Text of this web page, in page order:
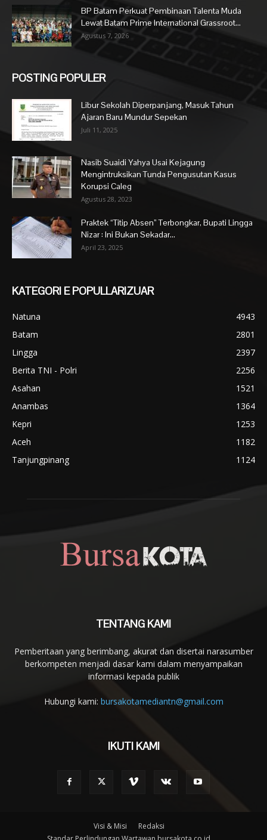
BP Batam Perkuat Pembinaan Talenta Muda
Lewat Batam Prime International Grassroot...
Agustus 7, 2026
POSTING POPULER
Libur Sekolah Diperpanjang, Masuk Tahun
Ajaran Baru Mundur Sepekan
Juli 11, 2025
Nasib Suaidi Yahya Usai Kejagung
Mengintruksikan Tunda Pengusutan Kasus
Korupsi Caleg
Agustus 28, 2023
Praktek “Titip Absen” Terbongkar, Bupati Lingga
Nizar : Ini Bukan Sekadar...
April 23, 2025
KATEGORI E POPULLARIZUAR
Natuna
4943
Batam
2801
Lingga
2397
Berita TNI - Polri
2256
Asahan
1521
Anambas
1364
Kepri
1253
Aceh
1182
Tanjungpinang
1124
TENTANG KAMI
Pemberitaan yang berimbang, akurat dan disertai narasumber
berkompeten menjadi dasar kami dalam menyampaikan
informasi kepada publik
Hubungi kami: bursakotamediantn@gmail.com
IKUTI KAMI
Visi & Misi
Redaksi